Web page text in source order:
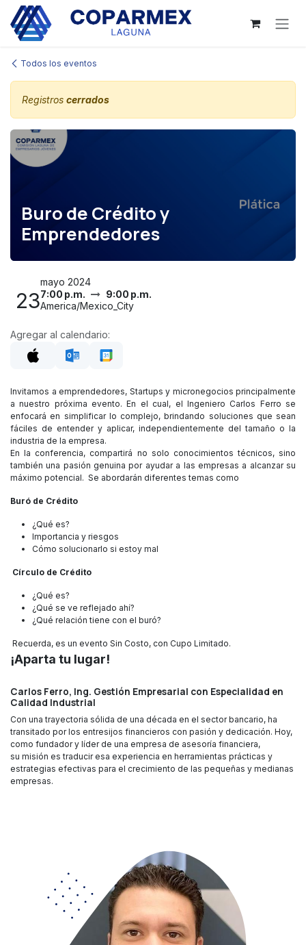
Ir al contenido
Todos los eventos
Registros cerrados
Buro de Crédito y
Emprendedores
23
mayo 2024
7:00 p.m.
9:00 p.m.
America/Mexico_City
Agregar al calendario:
Invitamos a emprendedores, Startups y micronegocios principalmente
a nuestro próxima evento. En el cual, el Ingeniero Carlos Ferro se
enfocará en simplificar lo complejo, brindando soluciones que sean
fáciles de entender y aplicar, independientemente del tamaño o la
industria de la empresa.
En la conferencia, compartirá no solo conocimientos técnicos, sino
también una pasión genuina por ayudar a las empresas a alcanzar su
máximo potencial. Se abordarán diferentes temas como
Buró de Crédito
¿Qué es?
Importancia y riesgos
Cómo solucionarlo si estoy mal
Círculo de Crédito
¿Qué es?
¿Qué se ve reflejado ahí?
¿Qué relación tiene con el buró?
Recuerda, es un evento Sin Costo, con Cupo Limitado.
¡Aparta tu lugar!
Carlos Ferro, Ing. Gestión Empresarial con Especialidad en
Calidad Industrial
Con una trayectoria sólida de una década en el sector bancario, ha
transitado por los entresijos financieros con pasión y dedicación. Hoy,
como fundador y líder de una empresa de asesoría financiera,
su misión es traducir esa experiencia en herramientas prácticas y
estrategias efectivas para el crecimiento de las pequeñas y medianas
empresas.